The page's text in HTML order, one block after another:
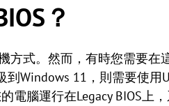
？
方式。然而，有時您需要
Windows 11，則需要使用
電腦運行在Legacy BIOS上